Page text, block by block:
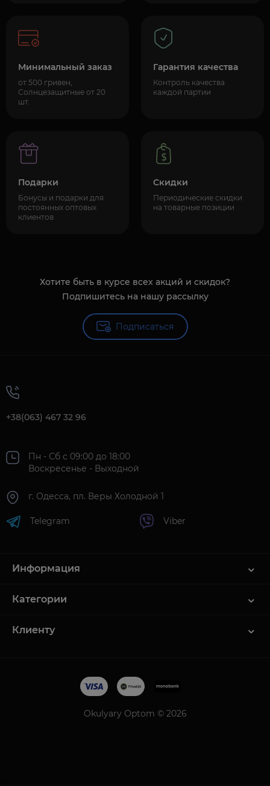
Минимальный заказ
от 500 гривен,
Солнцезащитные от 20
шт.
Гарантия качества
Контроль качества
каждой партии
Подарки
Бонусы и подарки для
постоянных оптовых
клиентов
Скидки
Периодические скидки
на товарные позиции
Хотите быть в курсе всех акций и скидок?
Подпишитесь на нашу рассылку
Подписаться
+38(063) 467 32 96
Пн - Сб с 09:00 до 18:00
Воскресенье - Выходной
г. Одесса, пл. Веры Холодной 1
Telegram Viber
Информация
Категории
Клиенту
Okulyary Optom © 2026